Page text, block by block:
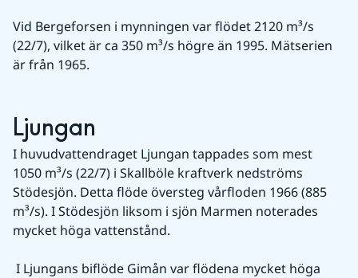
Vid Bergeforsen i mynningen var flödet 2120 m³/s
(22/7), vilket är ca 350 m³/s högre än 1995. Mätserien
är från 1965.
Ljungan
I huvudvattendraget Ljungan tappades som mest
1050 m³/s (22/7) i Skallböle kraftverk nedströms
Stödesjön. Detta flöde översteg vårfloden 1966 (885
m³/s). I Stödesjön liksom i sjön Marmen noterades
mycket höga vattenstånd.